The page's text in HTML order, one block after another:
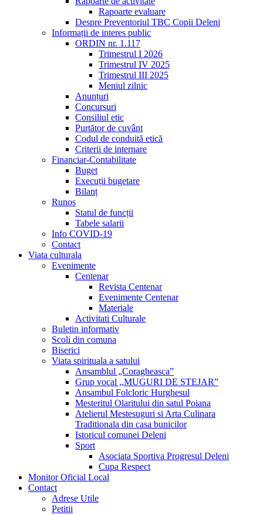
Rapoarte evaluare
Despre Preventoriul TBC Copii Deleni
Informații de interes public
ORDIN nr. 1.117
Trimestrul I 2026
Trimestrul IV 2025
Trimestrul III 2025
Meniul zilnic
Anunțuri
Concursuri
Consiliul etic
Purtător de cuvânt
Codul de conduită etică
Criterii de internare
Financiar-Contabilitate
Buget
Execuții bugetare
Bilanț
Runos
Statul de funcții
Tabele salarii
Info COVID-19
Contact
Viata culturala
Evenimente
Centenar
Revista Centenar
Evenimente Centenar
Materiale
Activitati Culturale
Buletin informativ
Scoli din comuna
Biserici
Viata spirituala a satului
Ansamblul „Coragheasca”
Grup vocal ,,MUGURI DE STEJAR”
Ansambul Folcloric Hurghesul
Mesteritul Olaritului din satul Poiana
Atelierul Mestesuguri si Arta Culinara
Traditionala din casa bunicilor
Istoricul comunei Deleni
Sport
Asociata Sportiva Progresul Deleni
Cupa Respect
Monitor Oficial Local
Contact
Adrese Utile
Petitii